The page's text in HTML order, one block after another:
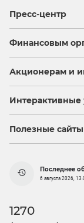
Пресс-центр
Финансовым
Акционерам и
Интерактивные
Полезные сайты
Последнее
6 августа 2026,
1270